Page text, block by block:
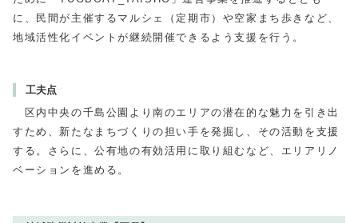
に、民間が主催するマルシェ（定期市）や空家まち歩きなど、
地域活性化イベントが継続開催できるよう支援を行う。
工夫点
区内中央の千島公園より南のエリアの潜在的な魅力を引き出
すため、新たなまちづくりの担い手を発掘し、その活動を支援
する。さらに、公有地の有効活用に取り組むなど、エリアリノ
ベーションを進める。